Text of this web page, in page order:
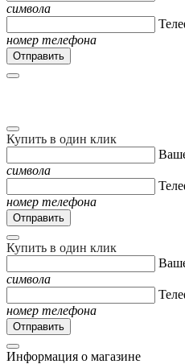
символа
номер телефона
Купить в один клик
символа
номер телефона
Купить в один клик
символа
номер телефона
Информация о магазине